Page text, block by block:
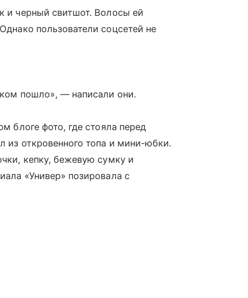
и черный свитшот. Волосы ей
пользователи соцсетей не
пошло», — написали они.
блоге фото, где стояла перед
из откровенного топа и мини-юбки.
кепку, бежевую сумку и
«Универ» позировала с